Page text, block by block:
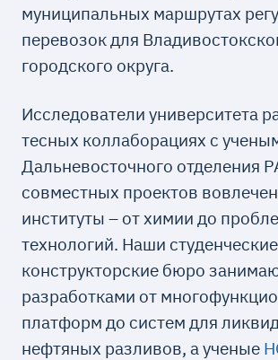
муниципальных маршрутах
перевозок для
городского округа.
Исследователи университета
тесных коллаборациях с
Дальневосточного отделения
совместных проектов
институты – от химии до
технологий. Наши студенческие
конструкторские бюро
разработками от
платформ до систем для
нефтяных разливов, а ученые